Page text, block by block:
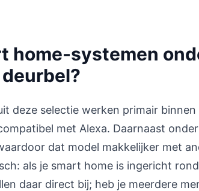
home-systemen
deze selectie werken primair
met Alexa. Daarnaast
dat model makkelijker met
als je smart home is ingericht
daar direct bij; heb je meerdere